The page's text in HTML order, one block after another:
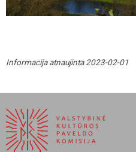
Informacija atnaujinta 2023-02-01